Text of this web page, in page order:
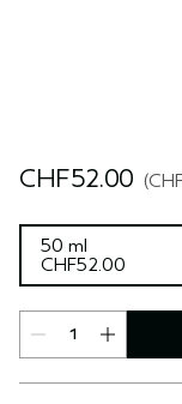
CHF52.00
50 ml
CHF52.00